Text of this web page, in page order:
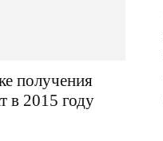
получения
в 2015 году